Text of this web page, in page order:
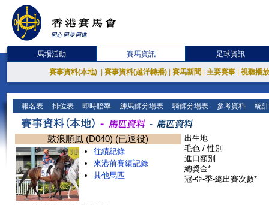
馬場活動 賽馬資訊 足球資訊
賽事資料(本地) 賽事資料(越洋轉播) 賽馬新聞 主要賽事 視聽播
報名表 排位表 即時賠率 練馬師分場表 騎師分場表 參考資料 統
鼓浪順風 (D040) (已退役)
往績紀錄
來港前賽績記錄
其他馬匹
出生地
毛色 / 性別
進口類別
總獎金*
冠-亞-季-總出賽次數*